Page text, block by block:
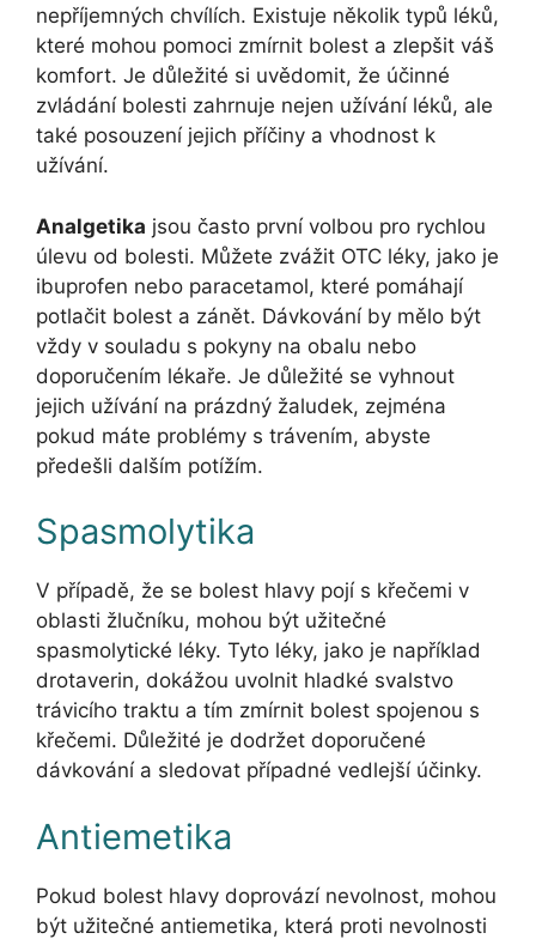
nepříjemných chvílích. Existuje několik typů léků,
které mohou pomoci zmírnit bolest a zlepšit váš
komfort. Je důležité si uvědomit, že účinné
zvládání bolesti zahrnuje nejen užívání léků, ale
také posouzení jejich příčiny a vhodnost k
užívání.
Analgetika jsou často první volbou pro rychlou
úlevu od bolesti. Můžete zvážit OTC léky, jako je
ibuprofen nebo paracetamol, které pomáhají
potlačit bolest a zánět. Dávkování by mělo být
vždy v souladu s pokyny na obalu nebo
doporučením lékaře. Je důležité se vyhnout
jejich užívání na prázdný žaludek, zejména
pokud máte problémy s trávením, abyste
předešli dalším potížím.
Spasmolytika
V případě, že se bolest hlavy pojí s křečemi v
oblasti žlučníku, mohou být užitečné
spasmolytické léky. Tyto léky, jako je například
drotaverin, dokážou uvolnit hladké svalstvo
trávicího traktu a tím zmírnit bolest spojenou s
křečemi. Důležité je dodržet doporučené
dávkování a sledovat případné vedlejší účinky.
Antiemetika
Pokud bolest hlavy doprovází nevolnost, mohou
být užitečné antiemetika, která proti nevolnosti